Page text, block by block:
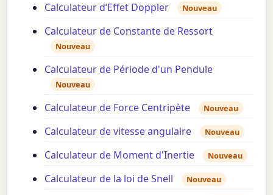
Calculateur d’Effet Doppler Nouveau
Calculateur de Constante de Ressort
Nouveau
Calculateur de Période d'un Pendule
Nouveau
Calculateur de Force Centripète Nouveau
Calculateur de vitesse angulaire Nouveau
Calculateur de Moment d'Inertie Nouveau
Calculateur de la loi de Snell Nouveau